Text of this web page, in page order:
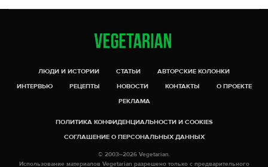
ЛЮДИ И ИСТОРИИ СТАТЬИ
АВТОРСКИЕ КОЛОНКИ
ИНТЕРВЬЮ
РЕЦЕПТЫ НОВОСТИ КОНТАКТЫ
О ПРОЕКТЕ
РЕКЛАМА
ПОЛИТИКА КОНФИДЕНЦИАЛЬНОСТИ И COOKIES
СОГЛАШЕНИЕ О ПЕРСОНАЛЬНЫХ ДАННЫХ
© 2003–2026 Vegetarian.
Использование материалов Vegetarian разрешено только с предварительного